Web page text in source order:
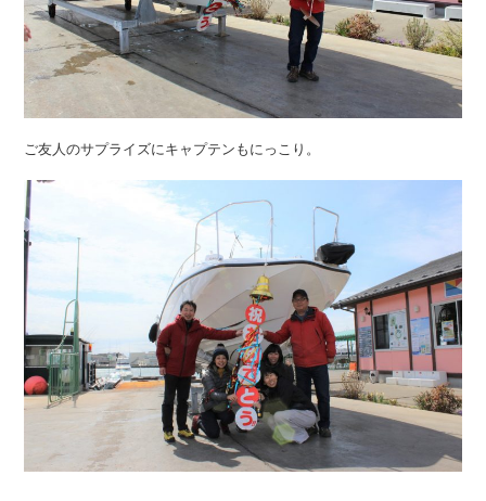
ご友人のサプライズにキャプテンもにっこり。